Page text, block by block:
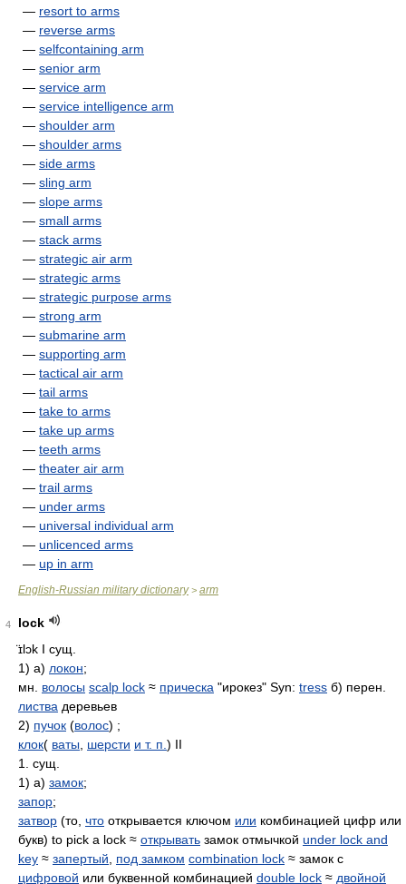
— resort to arms
— reverse arms
— selfcontaining arm
— senior arm
— service arm
— service intelligence arm
— shoulder arm
— shoulder arms
— side arms
— sling arm
— slope arms
— small arms
— stack arms
— strategic air arm
— strategic arms
— strategic purpose arms
— strong arm
— submarine arm
— supporting arm
— tactical air arm
— tail arms
— take to arms
— take up arms
— teeth arms
— theater air arm
— trail arms
— under arms
— universal individual arm
— unlicenced arms
— up in arm
English-Russian military dictionary> arm
4
lock
̈ɪlɔk I сущ.
1) а) локон;
мн. волосы scalp lock ≈ прическа "ирокез" Syn: tress б) перен.
листва деревьев
2) пучок (волос) ;
клок( ваты шерсти и т. п. ) II
1. сущ.
1) а) замок;
запор;
затвор (то, что открывается ключом или комбинацией цифр или
букв) to pick a lock ≈ открывать замок отмычкой under lock and
key ≈ запертый под замком combination lock ≈ замок с
цифровой или буквенной комбинацией double lock ≈ двойной